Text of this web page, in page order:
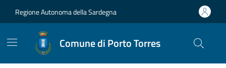
Regione Autonoma della Sardegna
Comune di Porto Torres